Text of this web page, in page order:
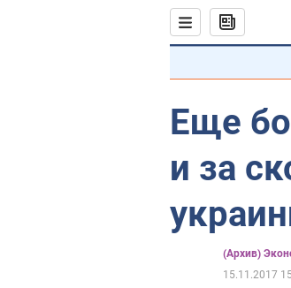
Еще
и за
(Архив)
15.11.2017